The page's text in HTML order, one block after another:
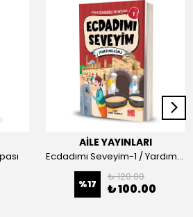
AİLE YAYINLARI
Ecdadımı Seveyim-1 / Yardımlaşma
%17
₺ 120.00
₺ 100.00